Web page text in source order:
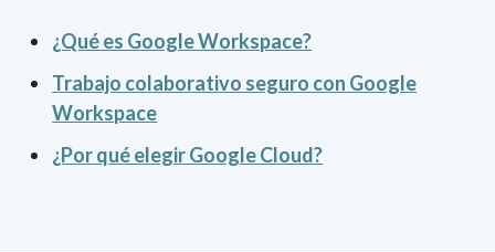
¿Qué es Google Workspace?
Trabajo colaborativo seguro con Google
Workspace
¿Por qué elegir Google Cloud?